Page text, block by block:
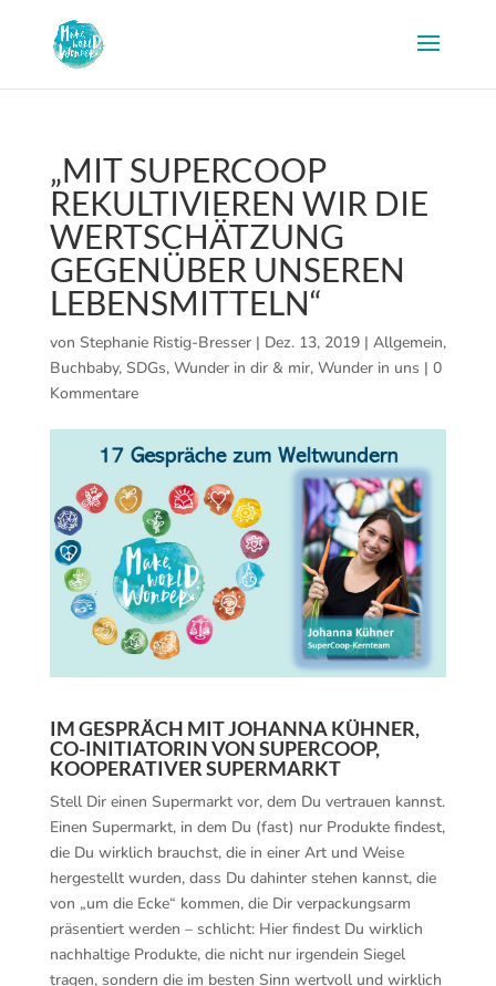
„MIT SUPERCOOP
REKULTIVIEREN WIR DIE
WERTSCHÄTZUNG
GEGENÜBER UNSEREN
LEBENSMITTELN“
von Stephanie Ristig-Bresser| Dez. 13, 2019| Allgemein,
Buchbaby, SDGs, Wunder in dir & mir, Wunder in uns | 0
Kommentare
IM GESPRÄCH MIT JOHANNA KÜHNER,
CO-INITIATORIN VON SUPERCOOP,
KOOPERATIVER SUPERMARKT
Stell Dir einen Supermarkt vor, dem Du vertrauen kannst.
Einen Supermarkt, in dem Du (fast) nur Produkte findest,
die Du wirklich brauchst, die in einer Art und Weise
hergestellt wurden, dass Du dahinter stehen kannst, die
von „um die Ecke“ kommen, die Dir verpackungsarm
präsentiert werden – schlicht: Hier findest Du wirklich
nachhaltige Produkte, die nicht nur irgendein Siegel
tragen, sondern die im besten Sinn wertvoll und wirklich